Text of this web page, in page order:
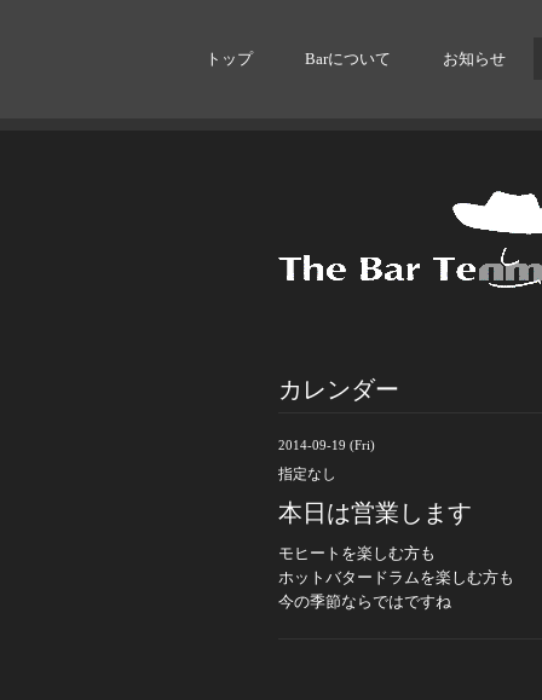
トップ Barについて お知らせ
カレンダー
2014-09-19 (Fri)
指定なし
本日は営業します
モヒートを楽しむ方も
ホットバタードラムを楽しむ方も
今の季節ならではですね